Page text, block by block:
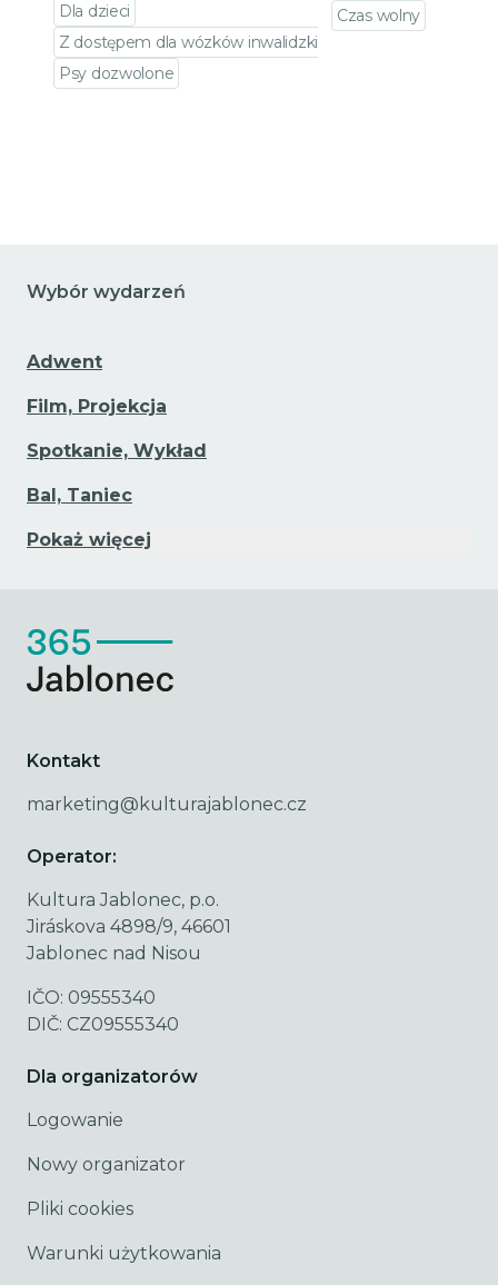
Dla dzieci
Z dostępem dla wózków inwalidzkich
Psy dozwolone
Czas wolny
Wybór wydarzeń
Adwent
Film, Projekcja
Spotkanie, Wykład
Bal, Taniec
Pokaż więcej
Kontakt
marketing@kulturajablonec.cz
Operator:
Kultura Jablonec, p.o.
Jiráskova 4898/9, 46601
Jablonec nad Nisou
IČO: 09555340
DIČ: CZ09555340
Dla organizatorów
Logowanie
Nowy organizator
Pliki cookies
Warunki użytkowania